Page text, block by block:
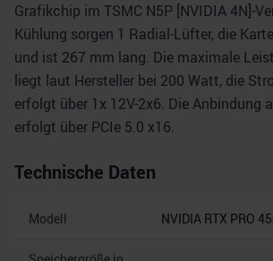
Grafikchip im TSMC N5P [NVIDIA 4N]-
Kühlung sorgen 1 Radial-Lüfter, die
und ist 267 mm lang. Die maximale
liegt laut Hersteller bei 200 Watt, die
erfolgt über 1x 12V-2x6. Die Anbindung
erfolgt über PCIe 5.0 x16.
Technische Daten
Modell NVIDIA RTX PRO